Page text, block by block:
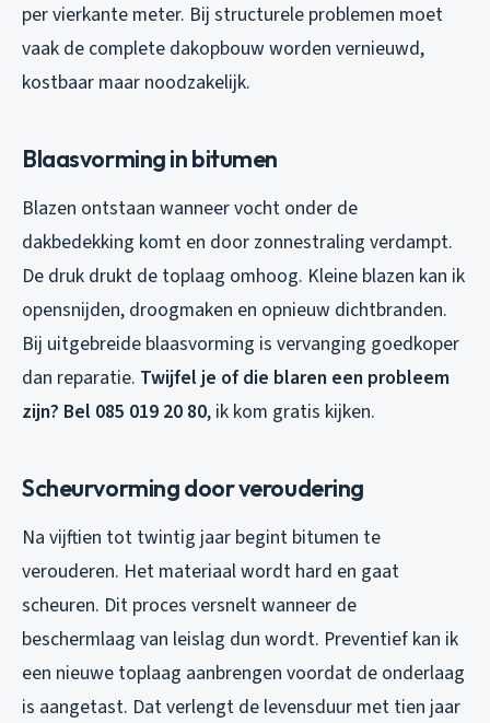
per vierkante meter. Bij structurele problemen moet
vaak de complete dakopbouw worden vernieuwd,
kostbaar maar noodzakelijk.
Blaasvorming in bitumen
Blazen ontstaan wanneer vocht onder de
dakbedekking komt en door zonnestraling verdampt.
De druk drukt de toplaag omhoog. Kleine blazen kan ik
opensnijden, droogmaken en opnieuw dichtbranden.
Bij uitgebreide blaasvorming is vervanging goedkoper
dan reparatie. Twijfel je of die blaren een probleem
zijn? Bel 085 019 20 80, ik kom gratis kijken.
Scheurvorming door veroudering
Na vijftien tot twintig jaar begint bitumen te
verouderen. Het materiaal wordt hard en gaat
scheuren. Dit proces versnelt wanneer de
beschermlaag van leislag dun wordt. Preventief kan ik
een nieuwe toplaag aanbrengen voordat de onderlaag
is aangetast. Dat verlengt de levensduur met tien jaar